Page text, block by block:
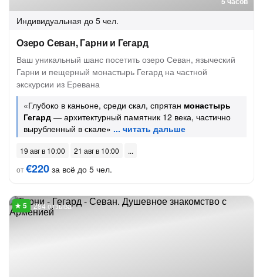
Индивидуальная до 5 чел.
Озеро Севан, Гарни и Гегард
Ваш уникальный шанс посетить озеро Севан, языческий
Гарни и пещерный монастырь Гегард на частной
экскурсии из Еревана
«Глубоко в каньоне, среди скал, спрятан монастырь
Гегард — архитектурный памятник 12 века, частично
вырубленный в скале»
19 авг в 10:00
21 авг в 10:00
от€220 за всё до 5 чел.
284 отзыва